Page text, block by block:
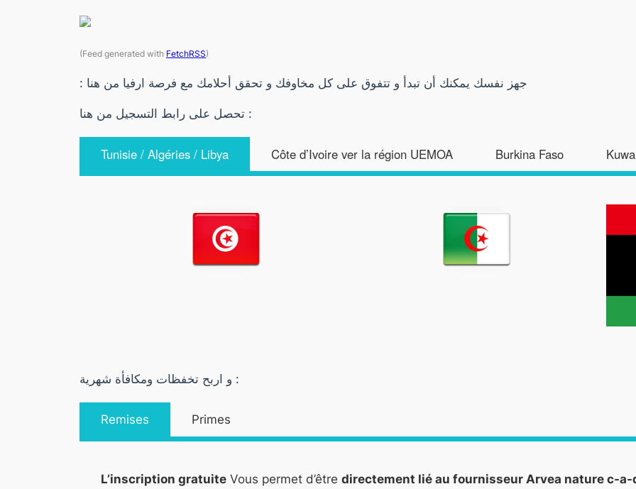
(Feed generated with FetchRSS)
: جهز نفسك يمكنك أن تبدأ و تتفوق على كل مخاوفك و تحقق أحلامك مع فرصة ارفيا من هنا
تحصل على رابط التسجيل من هنا :
Tunisie / Algéries / Libya Côte d’Ivoire ver la région UEMOA Burkina Faso
و اربح تخفظات ومكافأة شهرية :
Remises Primes
L’inscription gratuite Vous permet d’être directement lié au fournisseur Arvea nature c-a-